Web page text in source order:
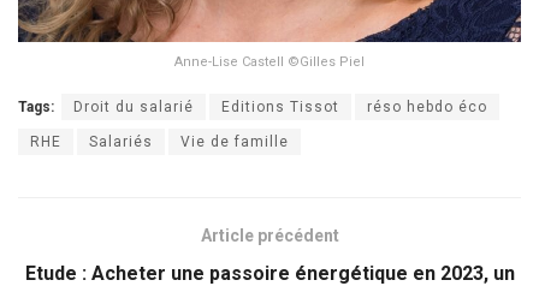
Anne-Lise Castell ©Gilles Piel
Tags: Droit du salarié Editions Tissot réso hebdo éco
RHE Salariés Vie de famille
Article précédent
Etude : Acheter une passoire énergétique en 2023, un